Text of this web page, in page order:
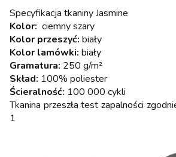
Specyfikacja tkaniny Jasmine
Kolor: ciemny szary
Kolor przeszyć: biały
Kolor lamówki: biały
Gramatura: 250 g/m²
Skład: 100% poliester
Ścieralność: 100 000 cykli
Tkanina przeszła test zapalności
1